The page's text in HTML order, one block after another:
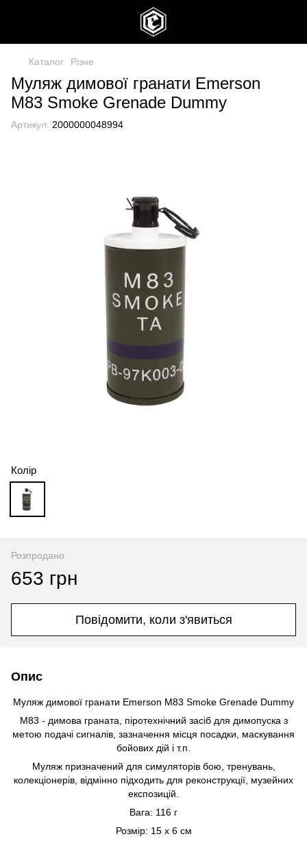
Каталог Різне
Муляж димової гранати Emerson
M83 Smoke Grenade Dummy
Артикул: 2000000048994
Колір
Розпродано
653 грн
Повідомити, коли з'явиться
Опис
Муляж димової гранати Emerson M83 Smoke Grenade Dummy
М83 - димова граната, піротехнічний засіб для димопуска з
метою подачі сигналів, зазначення місця посадки, маскування
бойових дій і т.п.
Муляж призначений для симуляторів бою, тренувань,
колекціонерів, відмінно підходить для реконструкції, музейних
експозицій.
Вага: 116 г
Розмір: 15 х 6 см